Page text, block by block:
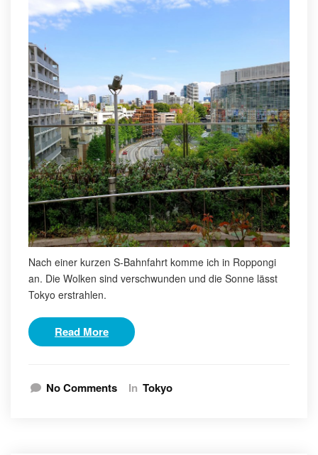
Nach einer kurzen S-Bahnfahrt komme ich in Roppongi
an. Die Wolken sind verschwunden und die Sonne lässt
Tokyo erstrahlen.
Read More
No Comments In Tokyo